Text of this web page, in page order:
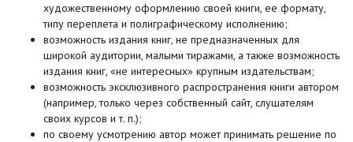
художественному оформлению своей книги, ее формату,
типу переплета и полиграфическому исполнению;
возможность издания книг, не предназначенных для
широкой аудитории, малыми тиражами, а также возможность
издания книг, «не интересных» крупным издательствам;
возможность эксклюзивного распространения книги автором
(например, только через собственный сайт, слушателям
своих курсов и т. п.);
по своему усмотрению автор может принимать решение по